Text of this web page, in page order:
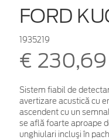
FORD
1935219
€ 230,69
Sistem fiabil de
avertizare acustică cu
ascendent cu un
se află foarte aproape
unghiulari incluşi în